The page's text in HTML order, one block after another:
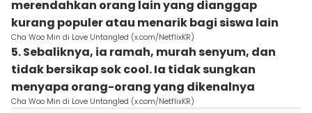
merendahkan orang lain yang dianggap
kurang populer atau menarik bagi siswa lain
Cha Woo Min di Love Untangled (x.com/NetflixKR)
5. Sebaliknya, ia ramah, murah senyum, dan
tidak bersikap sok cool. Ia tidak sungkan
menyapa orang-orang yang dikenalnya
Cha Woo Min di Love Untangled (x.com/NetflixKR)